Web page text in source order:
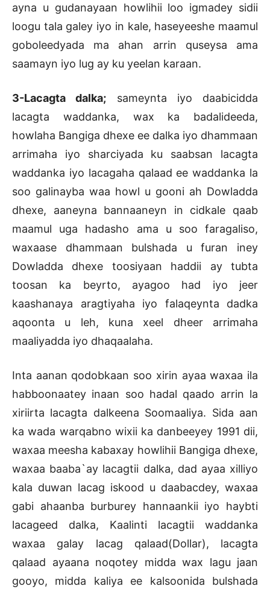
ayna u gudanayaan howlihii loo igmadey sidii
loogu tala galey iyo in kale, haseyeeshe maamul
goboleedyada ma ahan arrin quseysa ama
saamayn iyo lug ay ku yeelan karaan.
3-Lacagta dalka; sameynta iyo daabicidda
lacagta waddanka, wax ka badalideeda,
howlaha Bangiga dhexe ee dalka iyo dhammaan
arrimaha iyo sharciyada ku saabsan lacagta
waddanka iyo lacagaha qalaad ee waddanka la
soo galinayba waa howl u gooni ah Dowladda
dhexe, aaneyna bannaaneyn in cidkale qaab
maamul uga hadasho ama u soo faragaliso,
waxaase dhammaan bulshada u furan iney
Dowladda dhexe toosiyaan haddii ay tubta
toosan ka beyrto, ayagoo had iyo jeer
kaashanaya aragtiyaha iyo falaqeynta dadka
aqoonta u leh, kuna xeel dheer arrimaha
maaliyadda iyo dhaqaalaha.
Inta aanan qodobkaan soo xirin ayaa waxaa ila
habboonaatey inaan soo hadal qaado arrin la
xiriirta lacagta dalkeena Soomaaliya. Sida aan
ka wada warqabno wixii ka danbeeyey 1991 dii,
waxaa meesha kabaxay howlihii Bangiga dhexe,
waxaa baaba`ay lacagtii dalka, dad ayaa xilliyo
kala duwan lacag iskood u daabacdey, waxaa
gabi ahaanba burburey hannaankii iyo haybti
lacageed dalka, Kaalinti lacagtii waddanka
waxaa galay lacag qalaad(Dollar), lacagta
qalaad ayaana noqotey midda wax lagu jaan
gooyo, midda kaliya ee kalsoonida bulshada